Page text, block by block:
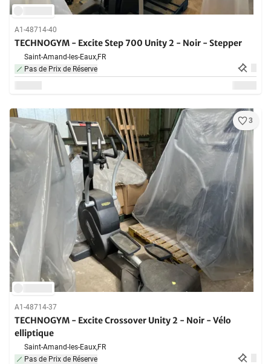
A1-48714-40
TECHNOGYM - Excite Step 700 Unity 2 - Noir - Stepper
Saint-Amand-les-Eaux,FR
Pas de Prix de Réserve
3
A1-48714-37
TECHNOGYM - Excite Crossover Unity 2 - Noir - Vélo
elliptique
Saint-Amand-les-Eaux,FR
Pas de Prix de Réserve